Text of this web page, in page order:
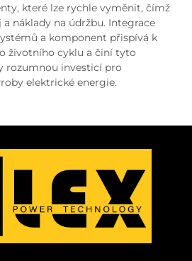
které lze rychle vyměnit, čímž
náklady na údržbu. Integrace
a komponent přispívá k
životního cyklu a činí tyto
rozumnou investicí pro
elektrické energie.